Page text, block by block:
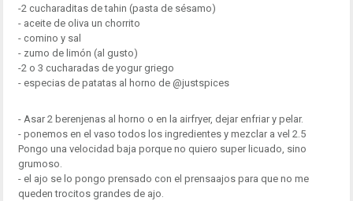
-2 cucharaditas de tahin (pasta de sésamo)
- aceite de oliva un chorrito
- comino y sal
- zumo de limón (al gusto)
-2 o 3 cucharadas de yogur griego
- especias de patatas al horno de @justspices
- Asar 2 berenjenas al horno o en la airfryer, dejar enfriar y pelar.
- ponemos en el vaso todos los ingredientes y mezclar a vel 2.5
Pongo una velocidad baja porque no quiero super licuado, sino
grumoso.
- el ajo se lo pongo prensado con el prensaajos para que no me
queden trocitos grandes de ajo.